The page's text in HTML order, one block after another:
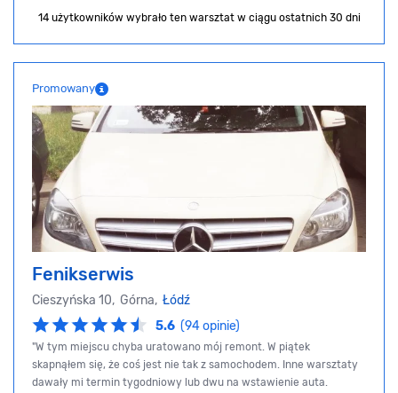
14 użytkowników wybrało ten warsztat w ciągu ostatnich 30 dni
Promowany
Fenikserwis
Cieszyńska 10, Górna, Łódź
5.6 (94 opinie)
"W tym miejscu chyba uratowano mój remont. W piątek
skapnąłem się, że coś jest nie tak z samochodem. Inne warsztaty
dawały mi termin tygodniowy lub dwu na wstawienie auta.